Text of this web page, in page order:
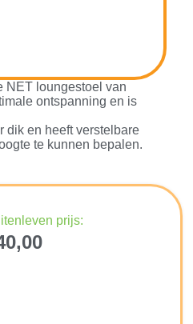
NET loungestoel van
ontspanning en is
dik en heeft verstelbare
te kunnen bepalen.
prijs: